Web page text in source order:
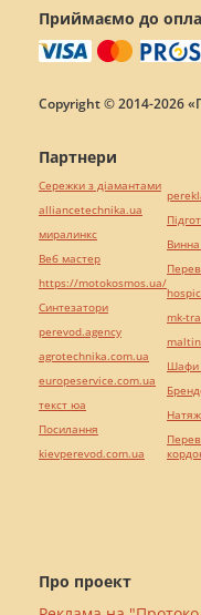
Приймаємо до
Copyright © 2014-2026
Про проект
Партнери
Сережки з діамантами
alliancetechnika.ua
миралинкс
Веб мастер
https://motokosmos.ua/
Синтезатори
perevod.agency
agrotechnika.com.ua
europeservice.com.ua
текст юа
Посилання
kievperevod.com.ua
mk-
Шафи